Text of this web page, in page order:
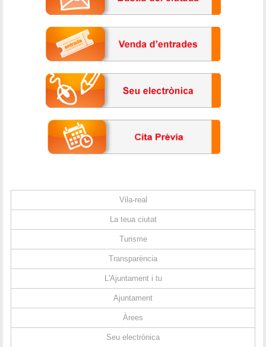
Vila-real
La teua ciutat
Turisme
Transparència
L'Ajuntament i tu
Ajuntament
Àrees
Seu electrònica